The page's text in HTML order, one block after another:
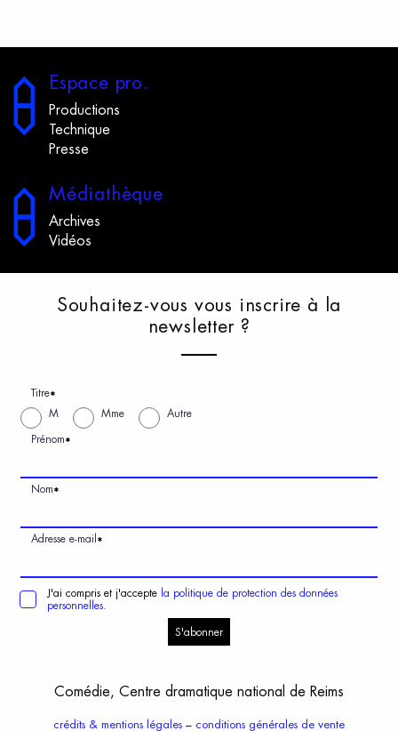
Espace pro.
Productions
Technique
Presse
Médiathèque
Archives
Vidéos
Souhaitez-vous vous i nscrire à
a
newsletter ?
Titre*
M Mme Autre
Prénom*
Nom*
Adresse e-mail *
J'ai compris et j'accepte la politique de protection des données
personnelles.
S'abonner
Comédie, Centre dramatique national de Reims
crédits & mentions légales – conditions générales de vente